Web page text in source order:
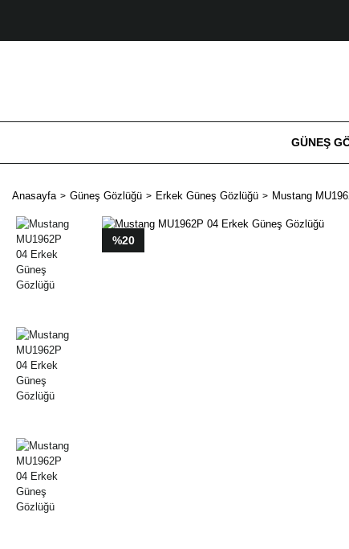
GÜNEŞ
Anasayfa Güneş Gözlüğü Erkek Güneş Gözlüğü Mustang
%20